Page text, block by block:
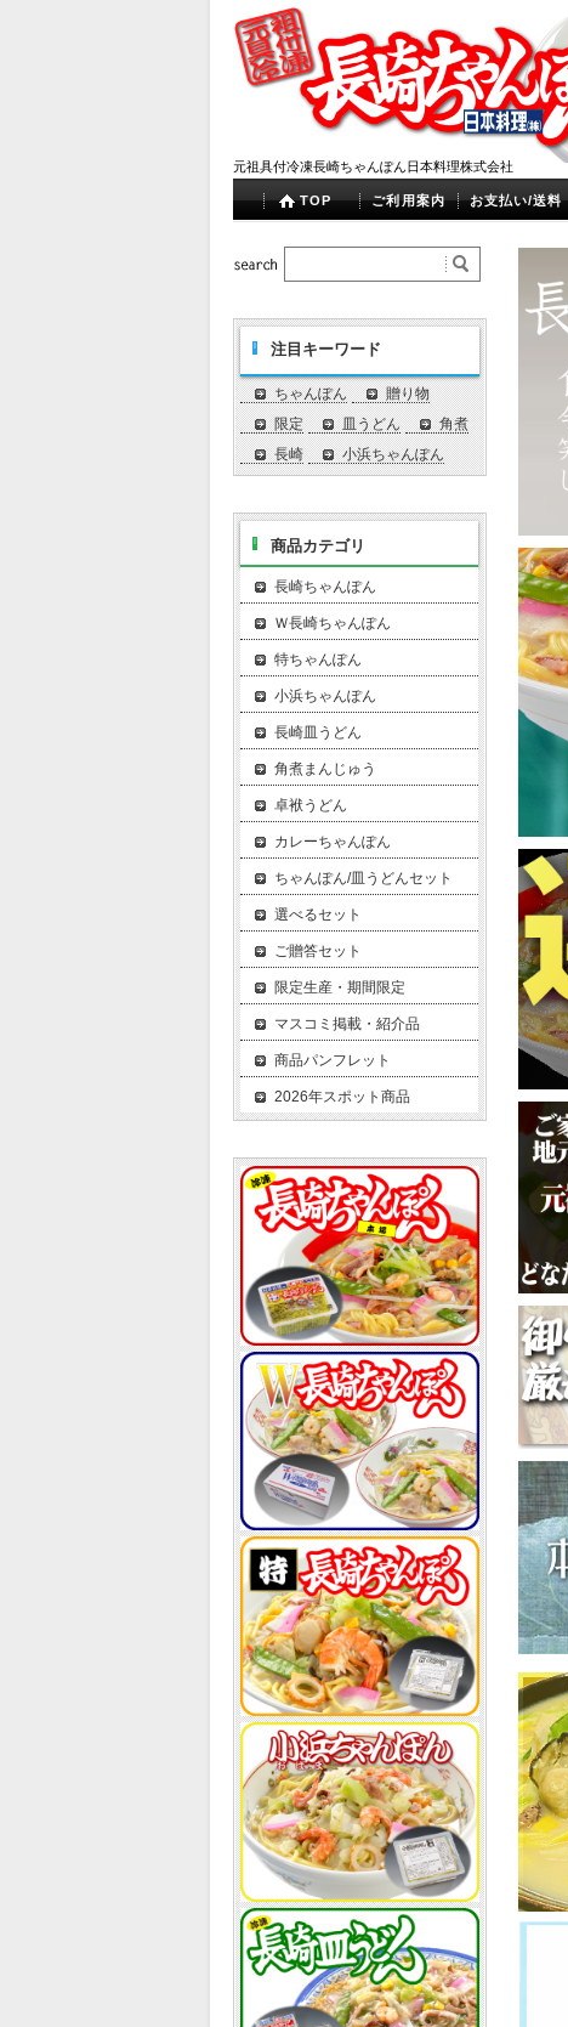
元祖具付冷凍長崎ちゃんぽん日本料理株式会社
TOP ご利用案内 お支払い/送料
注目キーワード
ちゃんぽん
贈り物
限定
皿うどん
角煮
長崎
小浜ちゃんぽん
商品カテゴリ
長崎ちゃんぽん
Ｗ長崎ちゃんぽん
特ちゃんぽん
小浜ちゃんぽん
長崎皿うどん
角煮まんじゅう
卓袱うどん
カレーちゃんぽん
ちゃんぽん/皿うどんセット
選べるセット
ご贈答セット
限定生産・期間限定
マスコミ掲載・紹介品
商品パンフレット
2026年スポット商品